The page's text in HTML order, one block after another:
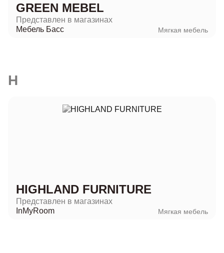
GREEN MEBEL
Представлен в магазинах
Мебель Басс
Мягкая мебель
H
HIGHLAND FURNITURE
Представлен в магазинах
InMyRoom
Мягкая мебель